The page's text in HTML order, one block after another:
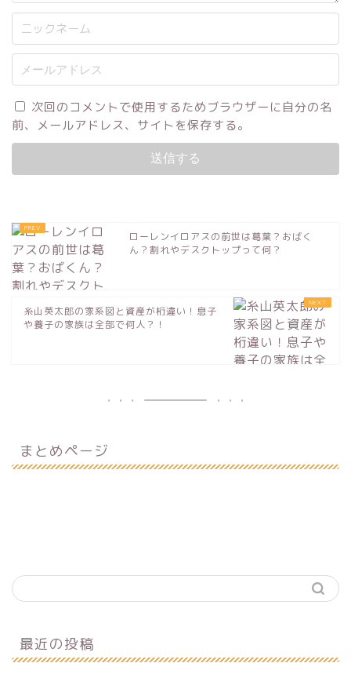
次回のコメントで使用するためブラウザーに自分の名
前、メールアドレス、サイトを保存する。
ローレンイロアスの前世は葛葉？おばく
ん？割れやデスクトップって何？
糸山英太郎の家系図と資産が桁違い！息子
や養子の家族は全部で何人？！
まとめページ
最近の投稿